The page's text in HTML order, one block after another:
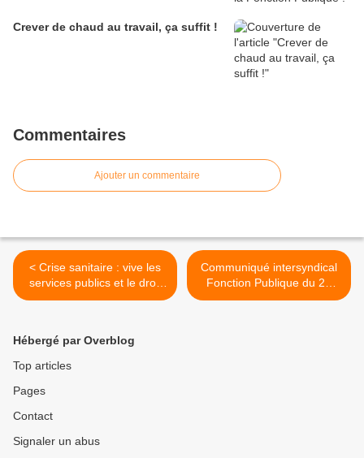
Crever de chaud au travail, ça suffit !
Commentaires
Ajouter un commentaire
< Crise sanitaire : vive les
services publics et le droit
du travail. Pleins pouvoirs
Communiqué intersyndical
Fonction Publique du 20
mars 2020 >
Hébergé par Overblog
Top articles
Pages
Contact
Signaler un abus